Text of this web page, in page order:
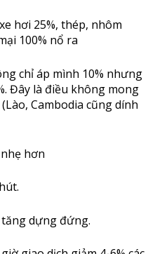
hơi 25%, thép, nhôm
100% nổ ra
chỉ áp mình 10% nhưng
Đây là điều không mong
Cambodia cũng dính
hơn
dựng đứng.